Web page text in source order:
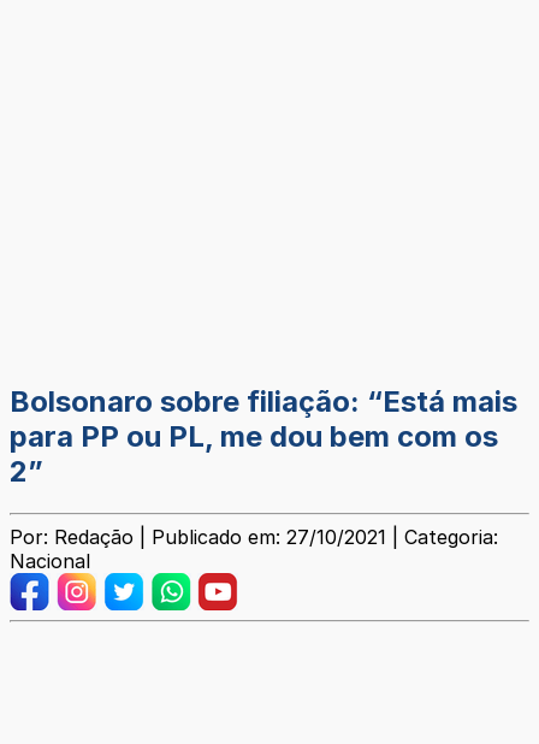
Bolsonaro sobre filiação: “Está mais
para PP ou PL, me dou bem com os
2”
Por: Redação | Publicado em: 27/10/2021 | Categoria:
Nacional